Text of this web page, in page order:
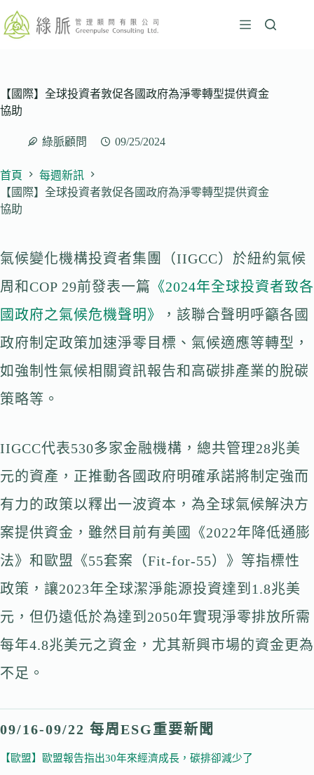
至
容【國際】全球投資者敦促各國政府為淨零轉型提供資金
協助
綠脈顧問 09/25/2024
首頁
每週新訊
【國際】全球投資者敦促各國政府為淨零轉型提供資金
協助
氣候變化機構投資者集團（IIGCC）於紐約氣候
周和COP 29前發表一篇 《2024年全球投資者致各
國政府之氣候危機聲明》
，該聯合聲明呼籲各國
政府制定政策加速淨零目標、氣候適應等轉型，
如強制性氣候相關資訊報告和高碳排產業的脫碳
策略等。
IIGCC代表530多家金融機構，總共管理28兆美
元的資產，正推動各國政府明確承諾將制定強而
有力的政策以釋出一波資本，為全球氣候解決方
案提供資金，雖然目前有美國《2022年降低通膨
法》和歐盟《55套案（Fit-for-55）》等指標性
政策，讓2023年全球潔淨能源投資達到1.8兆美
元，但仍遠低於為達到2050年實現淨零排放所需
每年4.8兆美元之資金，尤其新興市場的資金更為
不足。
09/16-09/22 每周ESG重要新聞
【歐盟】歐盟報告指出30年來經濟成長，碳排卻減少了